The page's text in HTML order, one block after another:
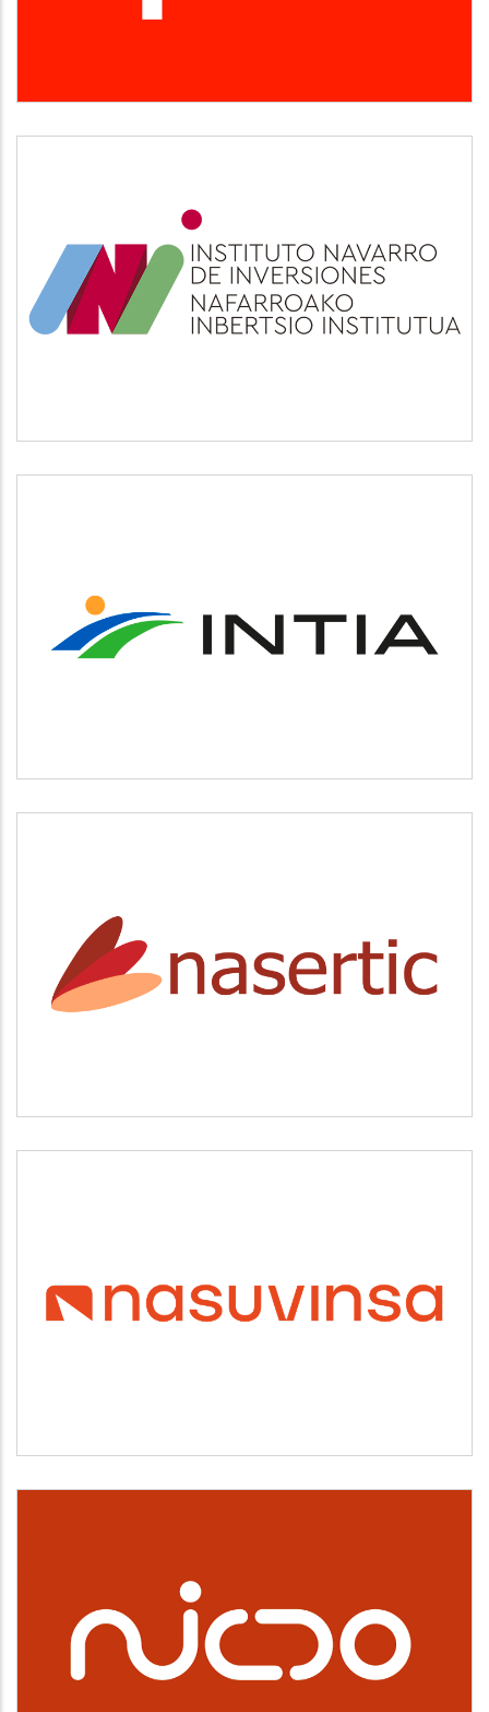
INI
Otros
INTIA
Agricultura y ganadería
NASERTIC
Servicios tecnológicos y modernización
NASUVINSA
Vivienda y urbanismo
NICDO
Cultura, deporte y ocio